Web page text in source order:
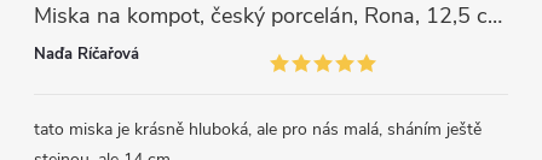
Miska na kompot, český porcelán, Rona, 12,5 cm, bílý, G. Benedikt
Naďa Říčařová
tato miska je krásně hluboká, ale pro nás malá, sháním ještě